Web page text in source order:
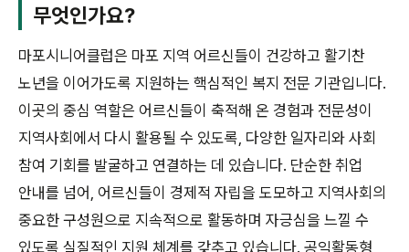
무엇인가요?
마포시니어클럽은 마포 지역 어르신들이 건강하고 활기찬
노년을 이어가도록 지원하는 핵심적인 복지 전문 기관입니다.
이곳의 중심 역할은 어르신들이 축적해 온 경험과 전문성이
지역사회에서 다시 활용될 수 있도록, 다양한 일자리와 사회
참여 기회를 발굴하고 연결하는 데 있습니다. 단순한 취업
안내를 넘어, 어르신들이 경제적 자립을 도모하고 지역사회의
중요한 구성원으로 지속적으로 활동하며 자긍심을 느낄 수
있도록 실질적인 지원 체계를 갖추고 있습니다. 공익활동형,